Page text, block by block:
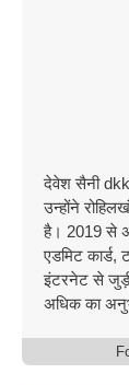
देवेश सैनी
उन्होंने
है। 2019 से
एडमिट कार्ड,
इंटरनेट से
अधिक का